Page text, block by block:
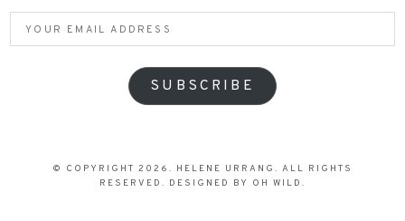
SUBSCRIBE
© COPYRIGHT 2026. HELENE URRANG. ALL RIGHTS
RESERVED. DESIGNED BY OH WILD .